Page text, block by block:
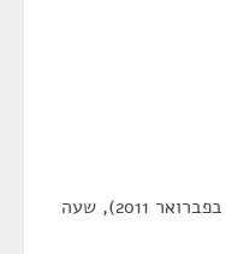
יום שלישי, י"א באדר א התשע"א (15 בפברואר 2011), שעה